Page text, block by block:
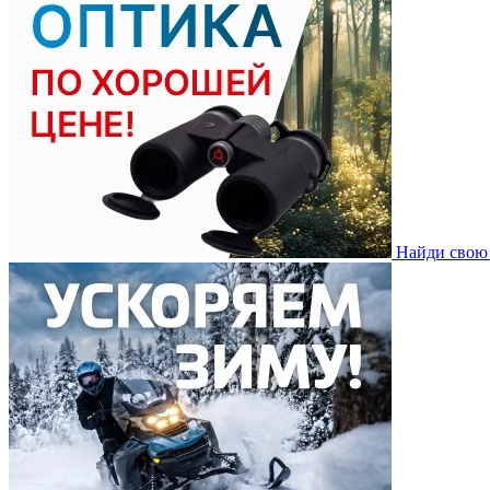
Найди свою